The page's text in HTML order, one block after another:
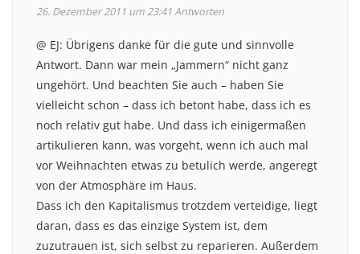
26. Dezember 2011 um 23:41Antworten
@ EJ: Übrigens danke für die gute und sinnvolle
Antwort. Dann war mein „Jammern“ nicht ganz
ungehört. Und beachten Sie auch – haben Sie
vielleicht schon – dass ich betont habe, dass ich es
noch relativ gut habe. Und dass ich einigermaßen
artikulieren kann, was vorgeht, wenn ich auch mal
vor Weihnachten etwas zu betulich werde, angeregt
von der Atmosphäre im Haus.
Dass ich den Kapitalismus trotzdem verteidige, liegt
daran, dass es das einzige System ist, dem
zuzutrauen ist, sich selbst zu reparieren. Außerdem